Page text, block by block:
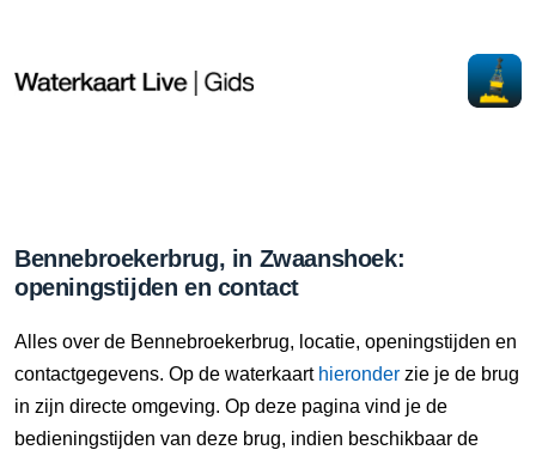
Bennebroekerbrug, in Zwaanshoek:
openingstijden en contact
Alles over de Bennebroekerbrug, locatie, openingstijden en
contactgegevens. Op de waterkaart hieronder zie je de brug
in zijn directe omgeving. Op deze pagina vind je de
bedieningstijden van deze brug, indien beschikbaar de